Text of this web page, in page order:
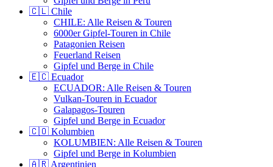
🇨🇱 Chile
CHILE: Alle Reisen & Touren
6000er Gipfel-Touren in Chile
Patagonien Reisen
Feuerland Reisen
Gipfel und Berge in Chile
🇪🇨 Ecuador
ECUADOR: Alle Reisen & Touren
Vulkan-Touren in Ecuador
Galapagos-Touren
Gipfel und Berge in Ecuador
🇨🇴 Kolumbien
KOLUMBIEN: Alle Reisen & Touren
Gipfel und Berge in Kolumbien
🇦🇷 Argentinien